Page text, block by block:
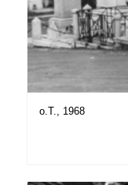
o.T., 1968